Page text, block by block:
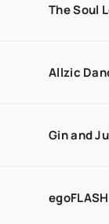
The Soul
Allzic
Gin and
egoFLASH